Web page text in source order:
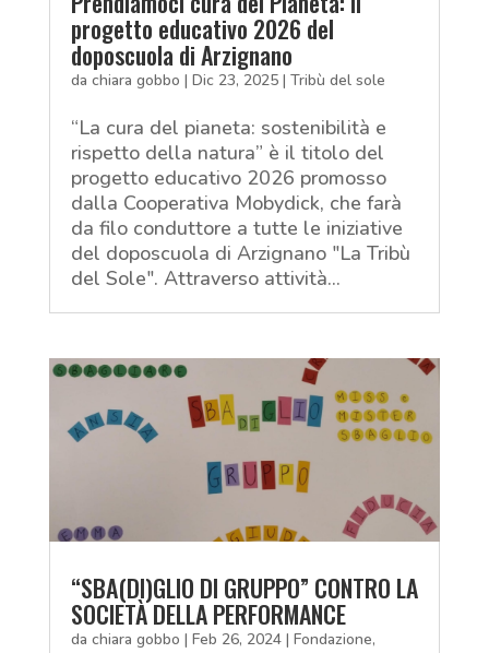
progetto educativo 2026 del
doposcuola di Arzignano
da chiara gobbo | Dic 23, 2025| Tribù del sole
“La cura del pianeta: sostenibilità e
rispetto della natura” è il titolo del
progetto educativo 2026 promosso
dalla Cooperativa Mobydick, che farà
da filo conduttore a tutte le iniziative
del doposcuola di Arzignano "La Tribù
del Sole". Attraverso attività...
“SBA(DI)GLIO DI GRUPPO” CONTRO LA
SOCIETÀ DELLA PERFORMANCE
da chiara gobbo | Feb 26, 2024| Fondazione,